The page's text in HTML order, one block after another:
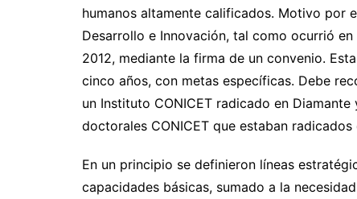
humanos altamente calificados. Motivo por
Desarrollo e Innovación, tal como ocurrió
2012, mediante la firma de un convenio.
cinco años, con metas específicas. Debe
un Instituto CONICET radicado en
doctorales CONICET que estaban
En un principio se definieron líneas
capacidades básicas, sumado a la